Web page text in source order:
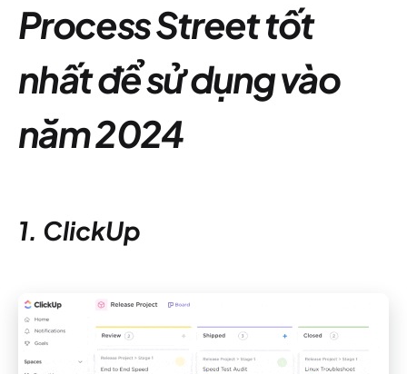
Process Street tốt
nhất để sử dụng vào
năm 2024
1. ClickUp